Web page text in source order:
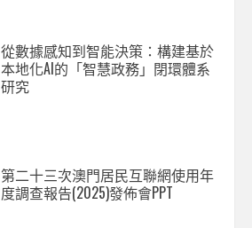
從數據感知到智能決策：構建基於
本地化AI的「智慧政務」閉環體系
研究
第二十三次澳門居民互聯網使用年
度調查報告(2025)發佈會PPT